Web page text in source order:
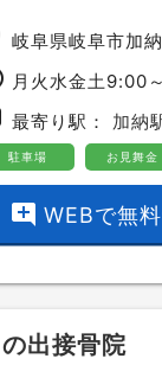
岐阜県岐阜市加
月火水金土9:00
最寄り駅： 加納
駐車場 お見舞金
add_comment WEBで無
の出接骨院